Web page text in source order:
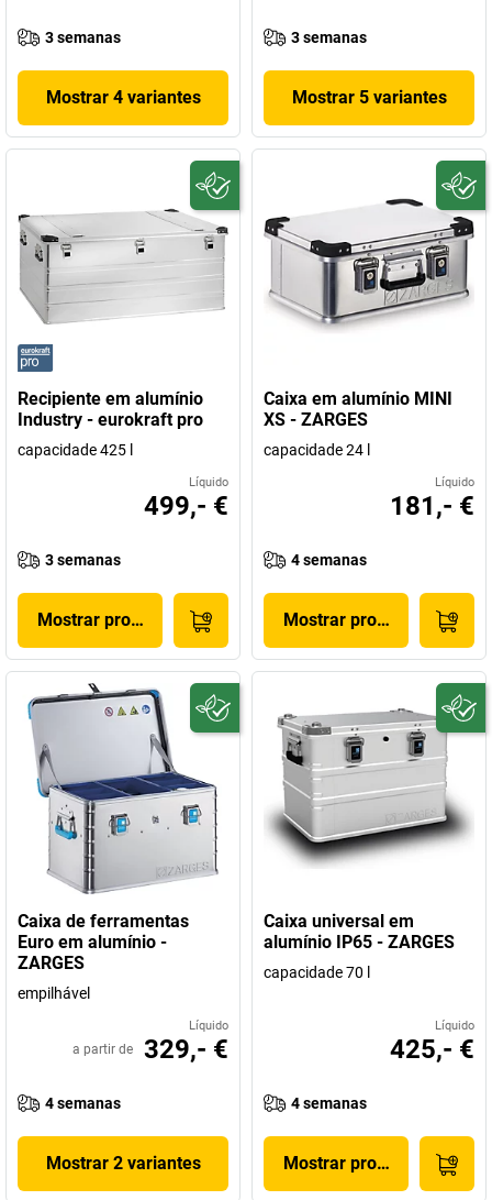
3 semanas
Mostrar 4 variantes
3 semanas
Mostrar 5 variantes
Recipiente em alumínio
Industry - eurokraft pro
capacidade 425 l
Líquido
499,- €
3 semanas
Mostrar produto
Caixa em alumínio MINI
XS - ZARGES
capacidade 24 l
Líquido
181,- €
4 semanas
Mostrar produto
Caixa de ferramentas
Euro em alumínio -
ZARGES
empilhável
Líquido
a partir de 329,- €
4 semanas
Mostrar 2 variantes
Caixa universal em
alumínio IP65 - ZARGES
capacidade 70 l
Líquido
425,- €
4 semanas
Mostrar produto